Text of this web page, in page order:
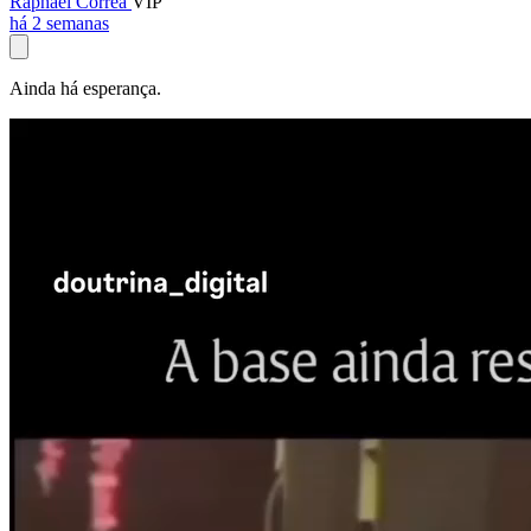
há 2 semanas
Ainda há esperança.